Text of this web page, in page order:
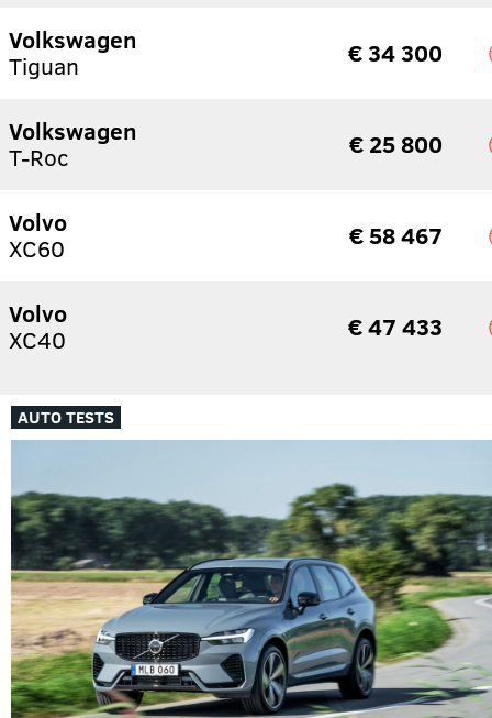
Volkswagen
Tiguan
€ 34 300
Volkswagen
T-Roc
€ 25 800
Volvo
XC60
€ 58 467
Volvo
XC40
€ 47 433
AUTO TESTS